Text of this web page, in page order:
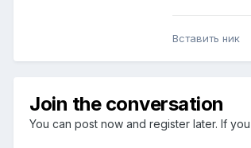
Вставить ник
Join the conversation
You can post now and register later. If